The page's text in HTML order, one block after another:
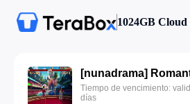
1024GB Cloud
Tiempo de vencimiento:
días